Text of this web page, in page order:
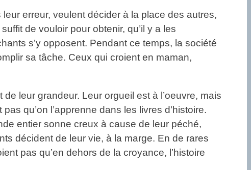
erreur, veulent décider à la place des autres,
de vouloir pour obtenir, qu’il y a les
s’y opposent. Pendant ce temps, la société
sa tâche. Ceux qui croient en maman,
leur grandeur. Leur orgueil est à l’oeuvre, mais
qu’on l’apprenne dans les livres d’histoire.
entier sonne creux à cause de leur péché,
décident de leur vie, à la marge. En de rares
pas qu’en dehors de la croyance, l’histoire